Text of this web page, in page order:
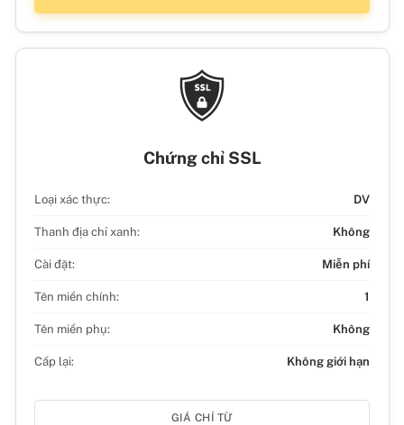
Chứng chỉ SSL
Loại xác thực: DV
Thanh địa chỉ xanh: Không
Cài đặt: Miễn phí
Tên miền chính: 1
Tên miền phụ: Không
Cấp lại: Không giới hạn
GIÁ CHỈ TỪ